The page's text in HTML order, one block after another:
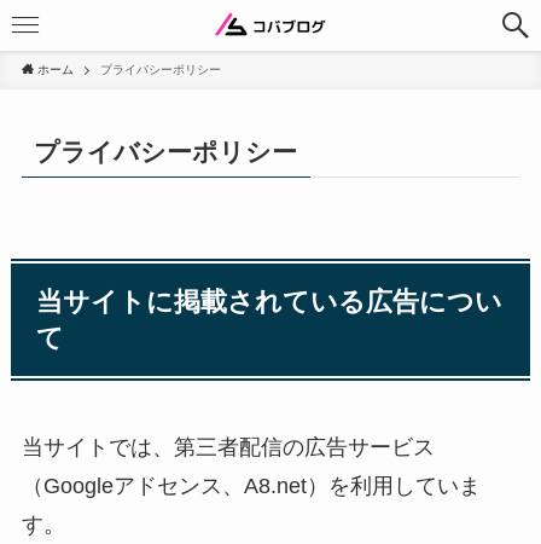
ホーム プライバシーポリシー
プライバシーポリシー
当サイトに掲載されている広告につい
て
当サイトでは、第三者配信の広告サービス
（Googleアドセンス、A8.net）を利用していま
す。